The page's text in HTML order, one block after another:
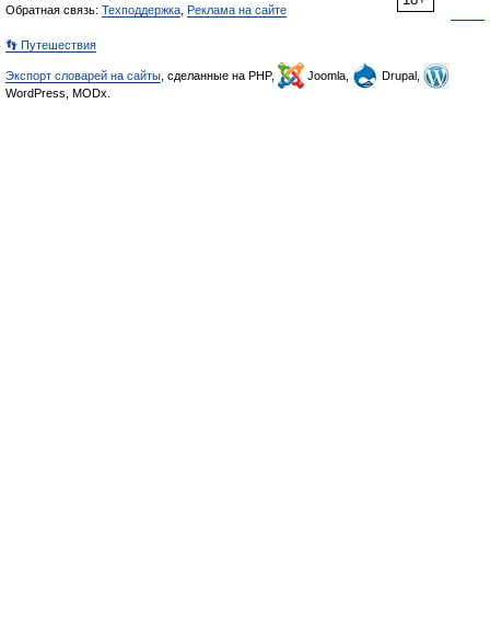
Обратная связь: Техподдержка Реклама на сайте
👣 Путешествия
Экспорт словарей на сайты , сделанные на PHP, Joomla,
Drupal,
WordPress, MODx.